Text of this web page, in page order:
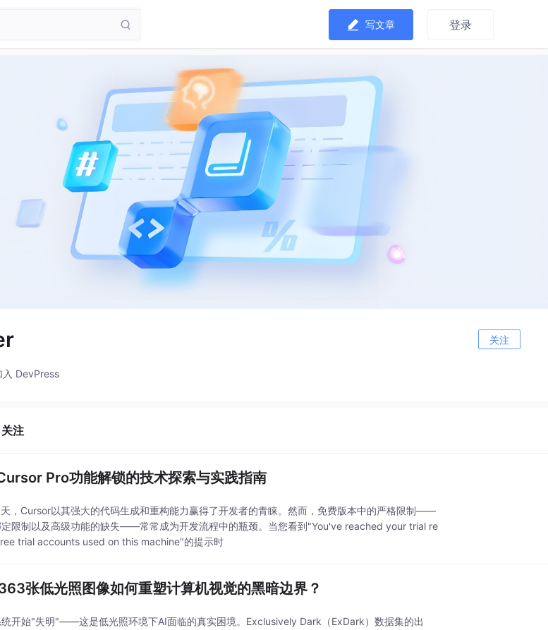
写文章 登录
关注
DevPress
关注
Pro功能解锁的技术探索与实践指南
，Cursor以其强大的代码生成和重构能力赢得了开发者的青睐。然而，免费版本中的严格限制——
定限制以及高级功能的缺失——常常成为开发流程中的瓶颈。当您看到"You've reached your trial re
trial accounts used on this machine"的提示时
张低光照图像如何重塑计算机视觉的黑暗边界？
统开始"失明"——这是低光照环境下AI面临的真实困境。Exclusively Dark（ExDark）数据集的出